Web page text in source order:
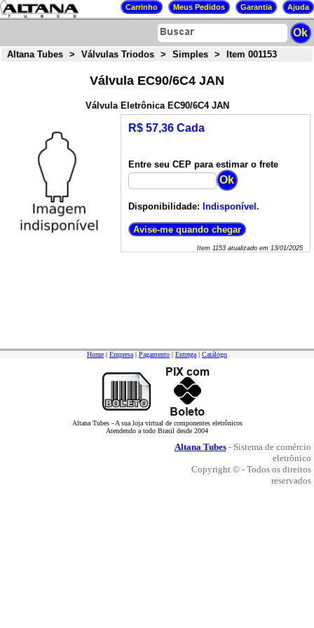
Altana Tubes > Válvulas Triodos > Simples > Item 001153
Válvula EC90/6C4 JAN
Válvula Eletrônica EC90/6C4 JAN
R$ 57,36 Cada
Entre seu CEP para estimar o frete
Disponibilidade: Indisponível.
Item 1153atualizado em 13/01/2025
Home | Empresa | Pagamento | Entrega | Catálogo
Altana Tubes - A sua loja virtual de componentes eletrônicos
Atendendo a todo Brasil desde 2004
Altana Tubes- Sistema de comércio
eletrônico
Copyright © - Todos os direitos
reservados